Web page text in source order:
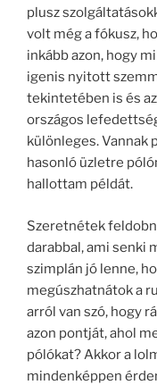
plusz
volt még a fókusz,
inkább azon, hogy
igenis nyitott
tekintetében is és
országos
különleges. Vannak
hasonló üzletre
hallottam példát.
Szeretnétek
darabbal, ami senki
szimplán jó lenne,
megúszhatnátok a
arról van szó, hogy
azon pontját, ahol
pólókat? Akkor a
mindenképpen